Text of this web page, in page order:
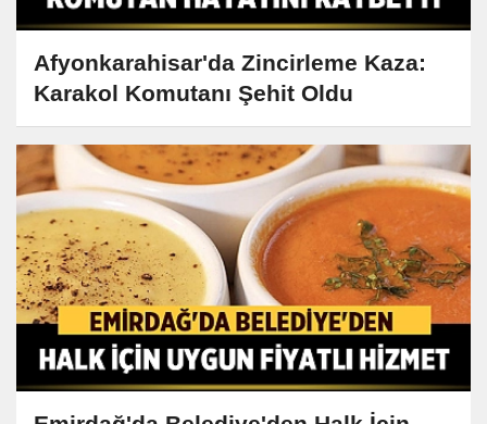
Afyonkarahisar'da Zincirleme Kaza:
Karakol Komutanı Şehit Oldu